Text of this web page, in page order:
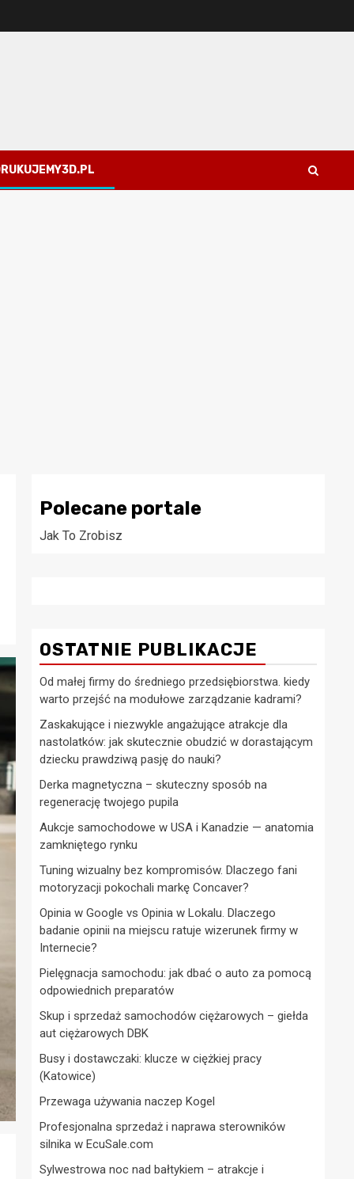
Polecane portale
Jak To Zrobisz
OSTATNIE PUBLIKACJE
Od małej firmy do średniego przedsiębiorstwa. kiedy
warto przejść na modułowe zarządzanie kadrami?
Zaskakujące i niezwykle angażujące atrakcje dla
nastolatków: jak skutecznie obudzić w dorastającym
dziecku prawdziwą pasję do nauki?
Derka magnetyczna – skuteczny sposób na
regenerację twojego pupila
Aukcje samochodowe w USA i Kanadzie — anatomia
zamkniętego rynku
Tuning wizualny bez kompromisów. Dlaczego fani
motoryzacji pokochali markę Concaver?
Opinia w Google vs Opinia w Lokalu. Dlaczego
badanie opinii na miejscu ratuje wizerunek firmy w
Internecie?
Pielęgnacja samochodu: jak dbać o auto za pomocą
odpowiednich preparatów
Skup i sprzedaż samochodów ciężarowych – giełda
aut ciężarowych DBK
Busy i dostawczaki: klucze w ciężkiej pracy
(Katowice)
Przewaga używania naczep Kogel
Profesjonalna sprzedaż i naprawa sterowników
silnika w EcuSale.com
Sylwestrowa noc nad bałtykiem – atrakcje i